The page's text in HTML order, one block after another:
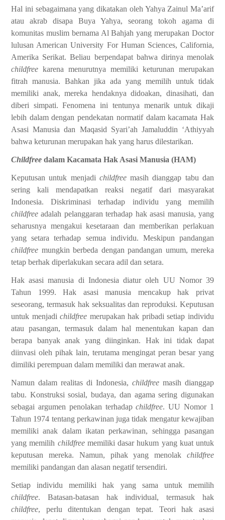
Hal ini sebagaimana yang dikatakan oleh Yahya Zainul Ma’arif
atau akrab disapa Buya Yahya, seorang tokoh agama di
komunitas muslim bernama Al Bahjah yang merupakan Doctor
lulusan American University For Human Sciences, California,
Amerika Serikat. Beliau berpendapat bahwa dirinya menolak
childfree karena menurutnya memiliki keturunan merupakan
fitrah manusia. Bahkan jika ada yang memilih untuk tidak
memiliki anak, mereka hendaknya didoakan, dinasihati, dan
diberi simpati. Fenomena ini tentunya menarik untuk dikaji
lebih dalam dengan pendekatan normatif dalam kacamata Hak
Asasi Manusia dan Maqasid Syari’ah Jamaluddin ‘Athiyyah
bahwa keturunan merupakan hak yang harus dilestarikan.
Childfree dalam Kacamata Hak Asasi Manusia (HAM)
Keputusan untuk menjadi childfreemasih dianggap tabu dan
sering kali mendapatkan reaksi negatif dari masyarakat
Indonesia. Diskriminasi terhadap individu yang memilih
childfree adalah pelanggaran terhadap hak asasi manusia, yang
seharusnya mengakui kesetaraan dan memberikan perlakuan
yang setara terhadap semua individu. Meskipun pandangan
childfree mungkin berbeda dengan pandangan umum, mereka
tetap berhak diperlakukan secara adil dan setara.
Hak asasi manusia di Indonesia diatur oleh UU Nomor 39
Tahun 1999. Hak asasi manusia mencakup hak privat
seseorang, termasuk hak seksualitas dan reproduksi. Keputusan
untuk menjadichildfree merupakan hak pribadi setiap individu
atau pasangan, termasuk dalam hal menentukan kapan dan
berapa banyak anak yang diinginkan. Hak ini tidak dapat
diinvasi oleh pihak lain, terutama mengingat peran besar yang
dimiliki perempuan dalam memiliki dan merawat anak.
Namun dalam realitas di Indonesia, childfree masih dianggap
tabu. Konstruksi sosial, budaya, dan agama sering digunakan
sebagai argumen penolakan terhadapchildfree. UU Nomor 1
Tahun 1974 tentang perkawinan juga tidak mengatur kewajiban
memiliki anak dalam ikatan perkawinan, sehingga pasangan
yang memilih childfreememiliki dasar hukum yang kuat untuk
keputusan mereka. Namun, pihak yang menolak childfree
memiliki pandangan dan alasan negatif tersendiri.
Setiap individu memiliki hak yang sama untuk memilih
childfree. Batasan-batasan hak individual, termasuk hak
childfree, perlu ditentukan dengan tepat. Teori hak asasi